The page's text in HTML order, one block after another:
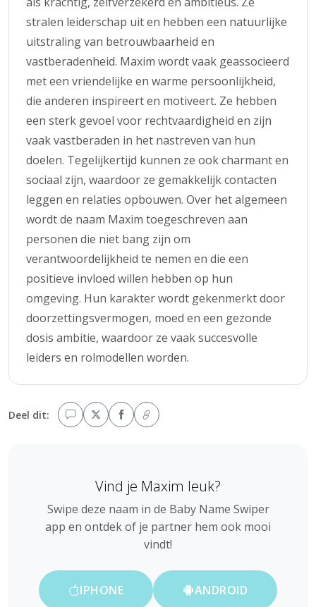
stralen leiderschap uit en hebben een natuurlijke
uitstraling van betrouwbaarheid en
vastberadenheid. Maxim wordt vaak geassocieerd
met een vriendelijke en warme persoonlijkheid,
die anderen inspireert en motiveert. Ze hebben
een sterk gevoel voor rechtvaardigheid en zijn
vaak vastberaden in het nastreven van hun
doelen. Tegelijkertijd kunnen ze ook charmant en
sociaal zijn, waardoor ze gemakkelijk contacten
leggen en relaties opbouwen. Over het algemeen
wordt de naam Maxim toegeschreven aan
personen die niet bang zijn om
verantwoordelijkheid te nemen en die een
positieve invloed willen hebben op hun
omgeving. Hun karakter wordt gekenmerkt door
doorzettingsvermogen, moed en een gezonde
dosis ambitie, waardoor ze vaak succesvolle
leiders en rolmodellen worden.
Deel dit:
Vind je Maxim leuk?
Swipe deze naam in de Baby Name Swiper
app en ontdek of je partner hem ook mooi
vindt!
IPHONE ANDROID